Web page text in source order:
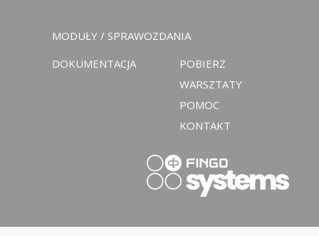
MODUŁY / SPRAWOZDANIA
DOKUMENTACJA
POBIERZ
WARSZTATY
POMOC
KONTAKT